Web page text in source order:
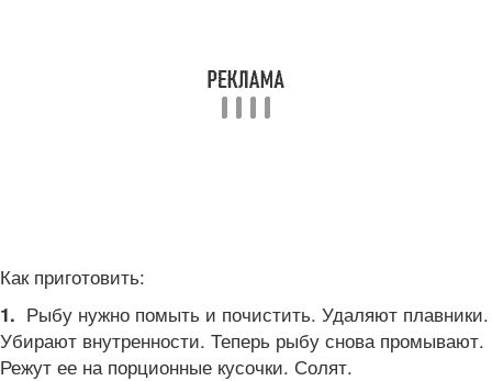
Как приготовить:
1. Рыбу нужно помыть и почистить. Удаляют плавники.
Убирают внутренности. Теперь рыбу снова промывают.
Режут ее на порционные кусочки. Солят.